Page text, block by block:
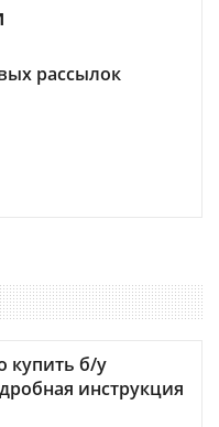
рассылок
купить б/у
инструкция